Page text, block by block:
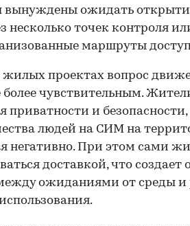
вынуждены ожидать
несколько точек контроля
маршруты
проектах вопрос
более чувствительным.
приватности и
людей на СИМ на
негативно. При этом сами
доставкой, что создает
ожиданиями от среды и